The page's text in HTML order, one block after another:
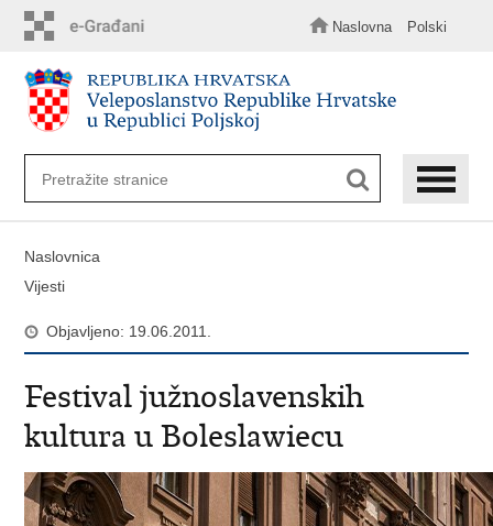
sadržaj
Naslovna Polski
Naslovnica
Vijesti
Objavljeno: 19.06.2011.
Festival južnoslavenskih
kultura u Boleslawiecu